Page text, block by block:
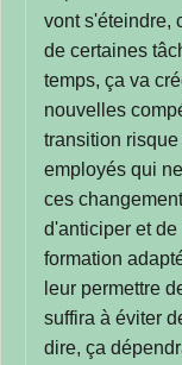
vont s'éteindre,
de certaines
temps, ça va
nouvelles
transition
employés qui
ces
d'anticiper et
formation
leur permettre
suffira à éviter
dire, ça